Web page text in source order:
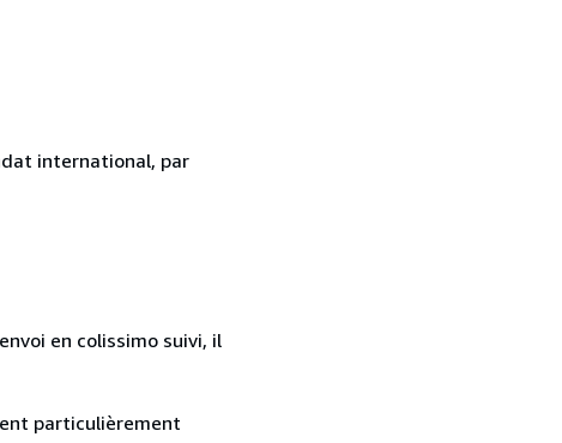
international, par
en colissimo suivi, il
particulièrement